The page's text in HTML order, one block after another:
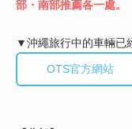
部・南部推薦各一處。
▼沖繩旅行中的車輛已
OTS官方網站